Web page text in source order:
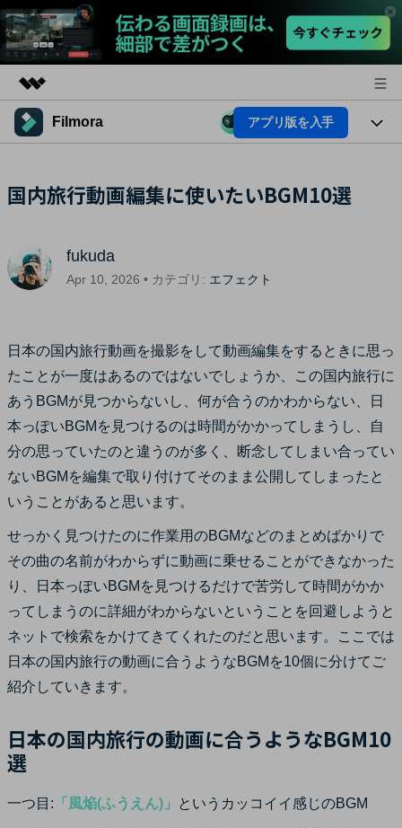
製品
ユーティリティ
概要
プラン＆価格
Filmora アプリ版を入手
製品機能
AI機能
活用法
ビデオソリューション
動画編集のコツ
サポート
サポート
カスタマーサポート
ブランド紹介
ログイン
国内旅行動画編集に使いたいBGM10選
fukuda
Apr 10, 2026 • カテゴリ: エフェクト
日本の国内旅行動画を撮影をして動画編集をするときに思っ
たことが一度はあるのではないでしょうか、この国内旅行に
あうBGMが見つからないし、何が合うのかわからない、日
本っぽいBGMを見つけるのは時間がかかってしまうし、自
分の思っていたのと違うのが多く、断念してしまい合ってい
ないBGMを編集で取り付けてそのまま公開してしまったと
いうことがあると思います。
せっかく見つけたのに作業用のBGMなどのまとめばかりで
その曲の名前がわからずに動画に乗せることができなかった
り、日本っぽいBGMを見つけるだけで苦労して時間がかか
ってしまうのに詳細がわからないということを回避しようと
ネットで検索をかけてきてくれたのだと思います。ここでは
日本の国内旅行の動画に合うようなBGMを10個に分けてご
紹介していきます。
日本の国内旅行の動画に合うようなBGM10
選
一つ目: 「風焔(ふうえん)」 というカッコイイ感じのBGM